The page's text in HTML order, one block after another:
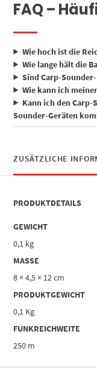
FAQ –
Wie hoch ist die
Wie lange hält die
Sind Carp-
Wie kann ich
Kann ich den Carp-
Sounder-Geräten
ZUSÄTZLICHE
PRODUKTDETAILS
GEWICHT
0,1 kg
MASSE
8 × 4,5 × 12 cm
PRODUKTGEWICHT
0,1 Kg
FUNKREICHWEITE
250 m